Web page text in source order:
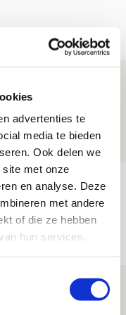
advertenties te
media te bieden
Ook delen we
met onze
en analyse. Deze
met andere
of die ze hebben
hun services.
begin
1? Dat